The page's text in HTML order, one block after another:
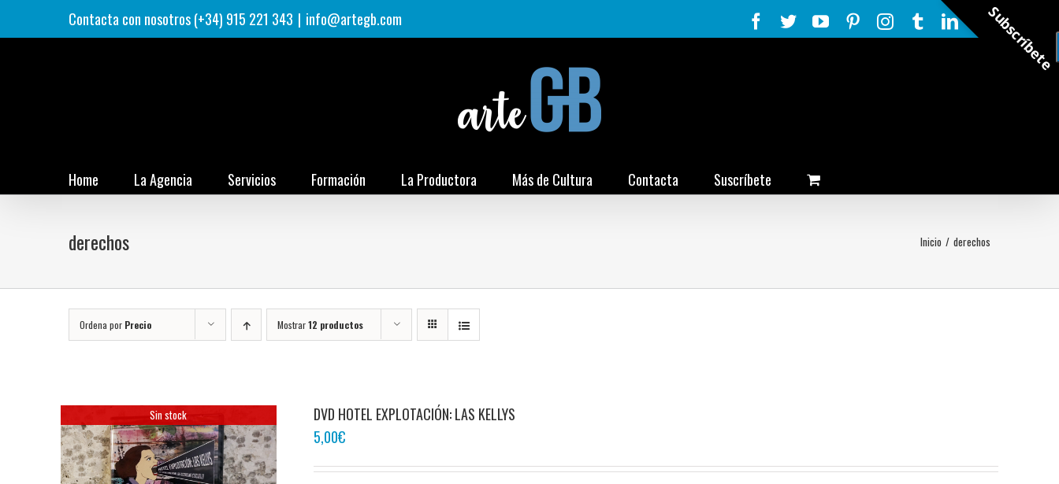
al
Contacta con nosotros (+34) 915 221 343 | info@artegb.com Facebook
TwitterYouTubePinterestInstagram
TumblrLinkedIn
Rss
Home La Agencia Servicios Formación La Productora Más de Cultura Contacta Suscríbete
derechos Inicio / derechos
Ordena por Precio Mostrar12 productos
Sin stock
DVD HOTEL EXPLOTACIÓN: LAS KELLYS
5,00€
Subscríbete